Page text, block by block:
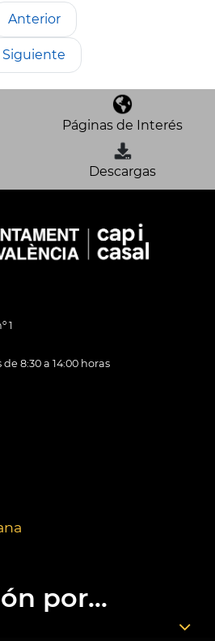
Anterior
Siguiente
Páginas de Interés
Descargas
1
8:30 a 14:00 horas
por...